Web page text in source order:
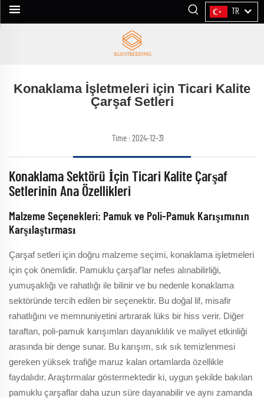
TR
Konaklama İşletmeleri için Ticari Kalite
Çarşaf Setleri
Time : 2024-12-31
Konaklama Sektörü İçin Ticari Kalite Çarşaf
Setlerinin Ana Özellikleri
Malzeme Seçenekleri: Pamuk ve Poli-Pamuk Karışımının
Karşılaştırması
Çarşaf setleri için doğru malzeme seçimi, konaklama işletmeleri
için çok önemlidir. Pamuklu çarşaf'lar nefes alınabilirliği,
yumuşaklığı ve rahatlığı ile bilinir ve bu nedenle konaklama
sektöründe tercih edilen bir seçenektir. Bu doğal lif, misafir
rahatlığını ve memnuniyetini artırarak lüks bir hiss verir. Diğer
taraftan, poli-pamuk karışımları dayanıklılık ve maliyet etkinliği
arasında bir denge sunar. Bu karışım, sık sık temizlenmesi
gereken yüksek trafiğe maruz kalan ortamlarda özellikle
faydalıdır. Araştırmalar göstermektedir ki, uygun şekilde bakılan
pamuklu çarşaflar daha uzun süre dayanabilir ve aynı zamanda